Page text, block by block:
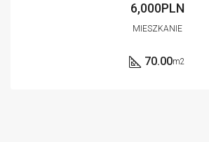
6,000PLN
MIESZKANIE
70.00m2